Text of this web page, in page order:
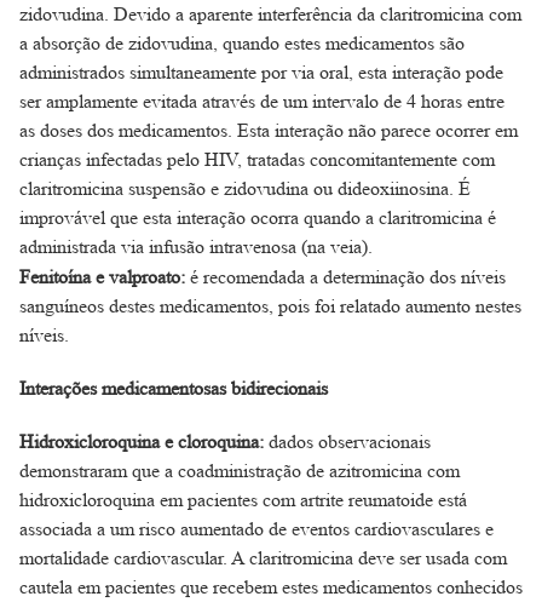
zidovudina. Devido a aparente interferência da claritromicina com
a absorção de zidovudina, quando estes medicamentos são
administrados simultaneamente por via oral, esta interação pode
ser amplamente evitada através de um intervalo de 4 horas entre
as doses dos medicamentos. Esta interação não parece ocorrer em
crianças infectadas pelo HIV, tratadas concomitantemente com
claritromicina suspensão e zidovudina ou dideoxiinosina. É
improvável que esta interação ocorra quando a claritromicina é
administrada via infusão intravenosa (na veia).
Fenitoína e valproato: é recomendada a determinação dos níveis
sanguíneos destes medicamentos, pois foi relatado aumento nestes
níveis.
Interações medicamentosas bidirecionais
Hidroxicloroquina e cloroquina: dados observacionais
demonstraram que a coadministração de azitromicina com
hidroxicloroquina em pacientes com artrite reumatoide está
associada a um risco aumentado de eventos cardiovasculares e
mortalidade cardiovascular. A claritromicina deve ser usada com
cautela em pacientes que recebem estes medicamentos conhecidos